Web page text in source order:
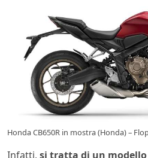
Honda CB650R in mostra (Honda) –
Infatti, si tratta di un modello